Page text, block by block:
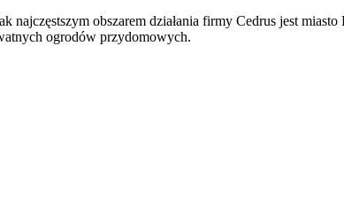
obszarem działania firmy Cedrus jest miasto
ogrodów przydomowych.